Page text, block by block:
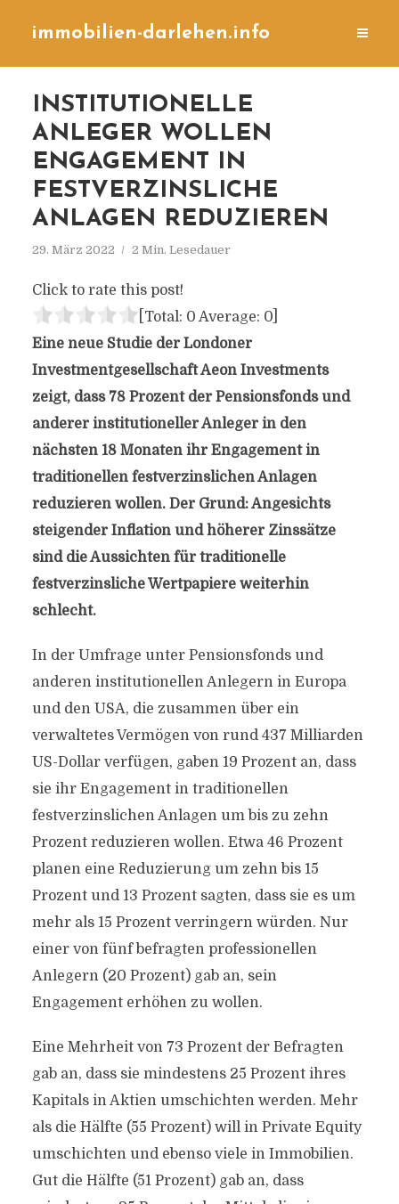
immobilien-darlehen.info
INSTITUTIONELLE
ANLEGER WOLLEN
ENGAGEMENT IN
FESTVERZINSLICHE
ANLAGEN REDUZIEREN
29. März 2022 2 Min. Lesedauer
Click to rate this post!
[Total: 0 Average: 0]
Eine neue Studie der Londoner
Investmentgesellschaft Aeon Investments
zeigt, dass 78 Prozent der Pensionsfonds und
anderer institutioneller Anleger in den
nächsten 18 Monaten ihr Engagement in
traditionellen festverzinslichen Anlagen
reduzieren wollen. Der Grund: Angesichts
steigender Inflation und höherer Zinssätze
sind die Aussichten für traditionelle
festverzinsliche Wertpapiere weiterhin
schlecht.
In der Umfrage unter Pensionsfonds und
anderen institutionellen Anlegern in Europa
und den USA, die zusammen über ein
verwaltetes Vermögen von rund 437 Milliarden
US-Dollar verfügen, gaben 19 Prozent an, dass
sie ihr Engagement in traditionellen
festverzinslichen Anlagen um bis zu zehn
Prozent reduzieren wollen. Etwa 46 Prozent
planen eine Reduzierung um zehn bis 15
Prozent und 13 Prozent sagten, dass sie es um
mehr als 15 Prozent verringern würden. Nur
einer von fünf befragten professionellen
Anlegern (20 Prozent) gab an, sein
Engagement erhöhen zu wollen.
Eine Mehrheit von 73 Prozent der Befragten
gab an, dass sie mindestens 25 Prozent ihres
Kapitals in Aktien umschichten werden. Mehr
als die Hälfte (55 Prozent) will in Private Equity
umschichten und ebenso viele in Immobilien.
Gut die Hälfte (51 Prozent) gab an, dass